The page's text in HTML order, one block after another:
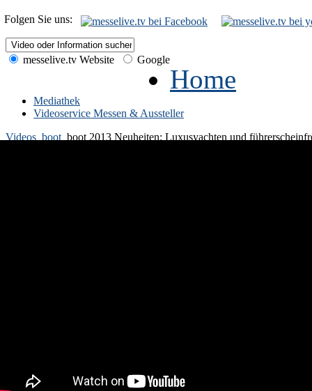
Folgen Sie uns:
messelive.tv Website Google
Home
Mediathek
Videoservice Messen & Aussteller
Videos boot boot 2013 Neuheiten: Luxusyachten und